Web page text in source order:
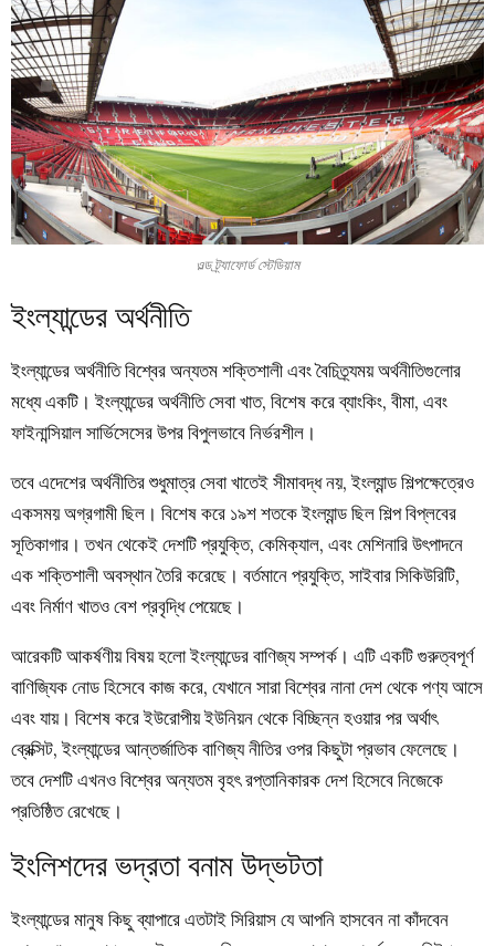
ওল্ড ট্র্যাফোর্ড স্টেডিয়াম
ইংল্যান্ডের অর্থনীতি
ইংল্যান্ডের অর্থনীতি বিশ্বের অন্যতম শক্তিশালী এবং বৈচিত্র্যময় অর্থনীতিগুলোর
মধ্যে একটি। ইংল্যান্ডের অর্থনীতি সেবা খাত, বিশেষ করে ব্যাংকিং, বীমা, এবং
ফাইনান্সিয়াল সার্ভিসেসের উপর বিপুলভাবে নির্ভরশীল।
তবে এদেশের অর্থনীতির শুধুমাত্র সেবা খাতেই সীমাবদ্ধ নয়, ইংল্যান্ড শিল্পক্ষেত্রেও
একসময় অগ্রগামী ছিল। বিশেষ করে ১৯শ শতকে ইংল্যান্ড ছিল শিল্প বিপ্লবের
সূতিকাগার। তখন থেকেই দেশটি প্রযুক্তি, কেমিক্যাল, এবং মেশিনারি উৎপাদনে
এক শক্তিশালী অবস্থান তৈরি করেছে। বর্তমানে প্রযুক্তি, সাইবার সিকিউরিটি,
এবং নির্মাণ খাতও বেশ প্রবৃদ্ধি পেয়েছে।
আরেকটি আকর্ষণীয় বিষয় হলো ইংল্যান্ডের বাণিজ্য সম্পর্ক। এটি একটি গুরুত্বপূর্ণ
বাণিজ্যিক নোড হিসেবে কাজ করে, যেখানে সারা বিশ্বের নানা দেশ থেকে পণ্য আসে
এবং যায়। বিশেষ করে ইউরোপীয় ইউনিয়ন থেকে বিচ্ছিন্ন হওয়ার পর অর্থাৎ
ব্রেক্সিট, ইংল্যান্ডের আন্তর্জাতিক বাণিজ্য নীতির ওপর কিছুটা প্রভাব ফেলেছে।
তবে দেশটি এখনও বিশ্বের অন্যতম বৃহৎ রপ্তানিকারক দেশ হিসেবে নিজেকে
প্রতিষ্ঠিত রেখেছে।
ইংলিশদের ভদ্রতা বনাম উদ্ভটতা
ইংল্যান্ডের মানুষ কিছু ব্যাপারে এতটাই সিরিয়াস যে আপনি হাসবেন না কাঁদবেন